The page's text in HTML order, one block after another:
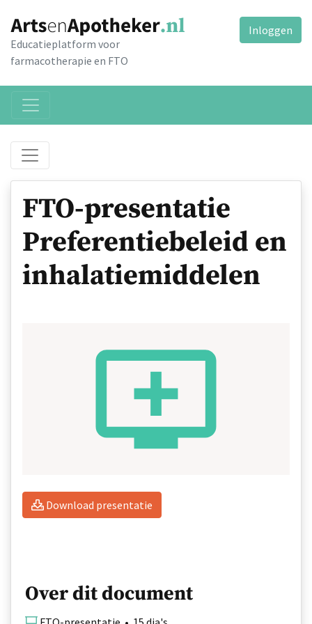
Educatieplatform voor
farmacotherapie en FTO
Inloggen
FTO-presentatie
Preferentiebeleid en
inhalatiemiddelen
Download presentatie
Over dit document